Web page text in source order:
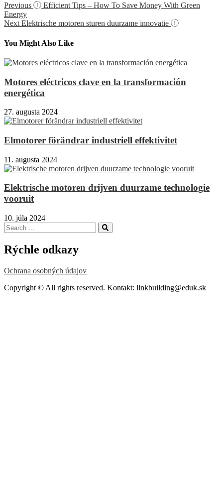
Navigácia
v
Previous
Efficient Tips – How To Save Money With Green
Energy
Next Elektrische motoren sturen duurzame innovatie
You Might Also Like
Motores eléctricos clave en la transformación
energética
27. augusta 2024
Elmotorer förändrar industriell effektivitet
11. augusta 2024
Elektrische motoren drijven duurzame technologie
vooruit
10. júla 2024
Search
for:
Search
Rýchle odkazy
Ochrana osobných údajov
Copyright © All rights reserved. Kontakt: linkbuilding@eduk.sk